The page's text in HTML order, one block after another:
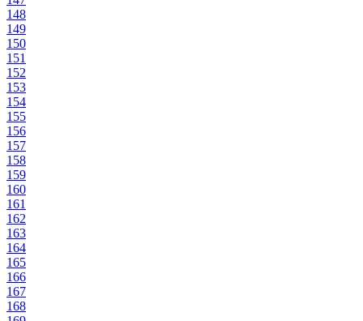
148
149
150
151
152
153
154
155
156
157
158
159
160
161
162
163
164
165
166
167
168